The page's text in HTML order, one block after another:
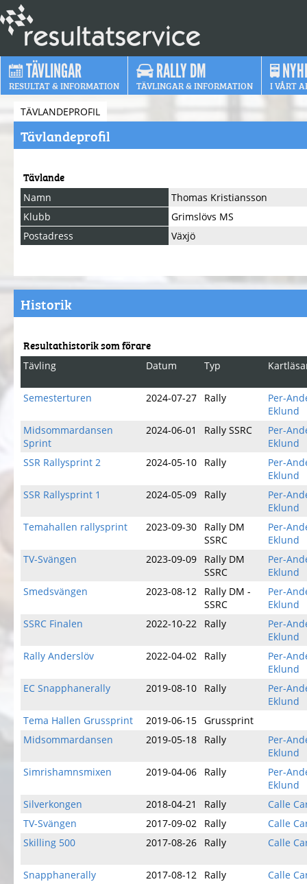
TÄVLINGAR
RESULTAT & INFORMATION
RALLY DM
TÄVLINGAR & INFORMATION I VÅRT
TÄVLANDEPROFIL
Tävlandeprofil
Tävlande
Namn
Thomas Kristiansson
Klubb
Grimslövs MS
Postadress
Växjö
Historik
Resultathistorik som förare
Tävling Datum Typ
Semesterturen 2024-07-27 Rally
Per-
Eklund
Midsommardansen
Sprint
2024-06-01 Rally SSRC
Per-
Eklund
SSR Rallysprint 2
2024-05-10 Rally
Per-
Eklund
SSR Rallysprint 1
2024-05-09 Rally
Per-
Eklund
Temahallen rallysprint
2023-09-30
Rally DM
SSRC
Per-
Eklund
TV-Svängen
2023-09-09
Rally DM
SSRC
Per-
Eklund
Smedsvängen
2023-08-12
Rally DM -
SSRC
Per-
Eklund
SSRC Finalen
2022-10-22 Rally
Per-
Eklund
Rally Anderslöv
2022-04-02 Rally
Per-
Eklund
EC Snapphanerally
2019-08-10 Rally
Per-
Eklund
Tema Hallen Grussprint
2019-06-15 Grussprint
Midsommardansen
2019-05-18 Rally
Per-
Eklund
Simrishamnsmixen
2019-04-06 Rally
Per-
Eklund
Silverkongen
2018-04-21 Rally
Calle
TV-Svängen
2017-09-02 Rally
Calle
Skilling 500
2017-08-26 Rally Calle
Snapphanerally 2017-08-12 Rally
Calle